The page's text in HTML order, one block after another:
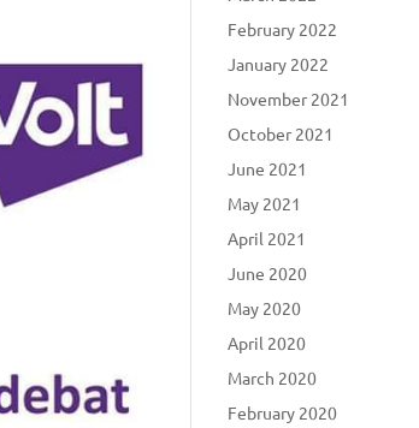
February 2022
January 2022
November 2021
October 2021
June 2021
May 2021
April 2021
June 2020
May 2020
April 2020
March 2020
February 2020